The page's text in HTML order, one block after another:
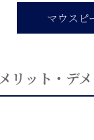
マウスピ
リット・デ